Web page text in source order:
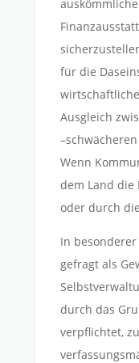
für die
Ausgleich
Wenn
dem Land die
oder durch
In
gefragt als
durch das
verpflichtet,